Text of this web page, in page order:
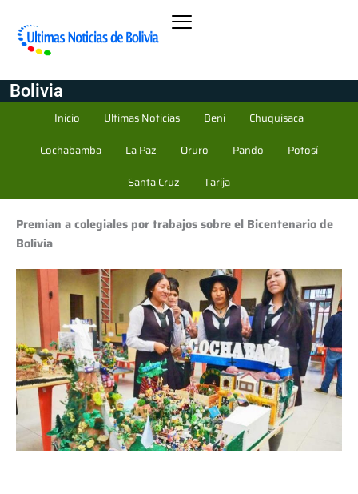
Bolivia
Inicio Ultimas Noticias Beni
Chuquisaca
Cochabamba
La Paz Oruro Pando
Potosí
Santa Cruz
Tarija
Premian a colegiales por trabajos sobre el Bicentenario de
Bolivia